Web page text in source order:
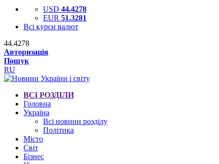
USD 44.4278
EUR 51.3281
Всі курси валют
44.4278
Авторизація
Пошук
RU
ВСІ РОЗДІЛИ
Головна
Україна
Всі новини розділу
Політика
Місто
Світ
Бізнес